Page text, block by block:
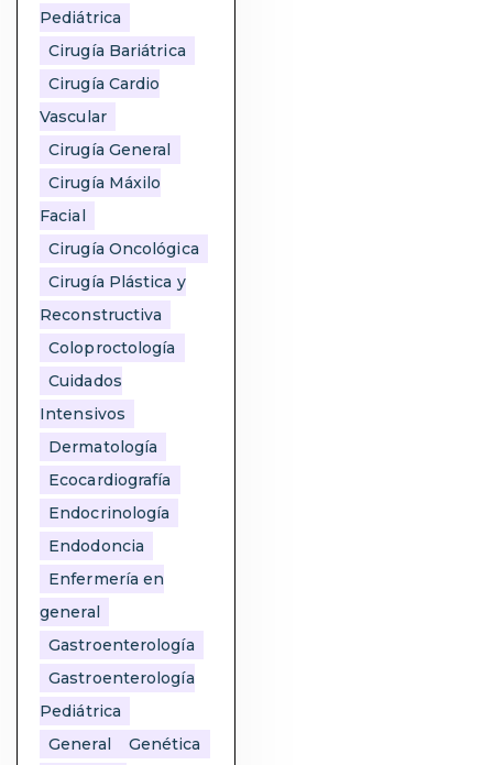
Pediátrica
Cirugía Bariátrica
Cirugía Cardio
Vascular
Cirugía General
Cirugía Máxilo
Facial
Cirugía Oncológica
Cirugía Plástica y
Reconstructiva
Coloproctología
Cuidados
Intensivos
Dermatología
Ecocardiografía
Endocrinología
Endodoncia
Enfermería en
general
Gastroenterología
Gastroenterología
Pediátrica
General
Genética